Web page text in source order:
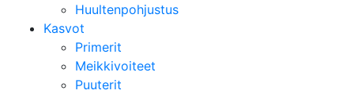
Huultenpohjustus
Kasvot
Primerit
Meikkivoiteet
Puuterit